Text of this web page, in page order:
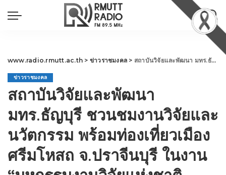
www.radio.rmutt.ac.th > ข่าวราชมงคล > สถาบันวิจัยและพัฒนา มทร.ธัญบุรี ชวนชมงานวิจัยและนวัตกรรม พร้อมท่องเที่ยวเมืองศรีมโหสถ จ.ปราจีนบุรี ในงาน “มหกรรมงานวิจัยแห่งชาติ 2568”
ข่าวราชมงคล
สถาบันวิจัยและพัฒนา
มทร.ธัญบุรี ชวนชมงานวิจัยและ
นวัตกรรม พร้อมท่องเที่ยวเมือง
ศรีมโหสถ จ.ปราจีนบุรี ในงาน